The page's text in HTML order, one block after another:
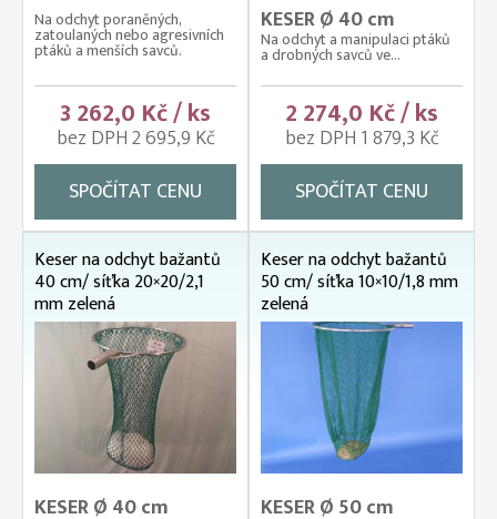
Na odchyt poraněných,
zatoulaných nebo agresivních
ptáků a menších savců.
3 262,0 Kč / ks
bez DPH 2 695,9 Kč
SPOČÍTAT CENU
KESER Ø 40 cm
Na odchyt a manipulaci ptáků
a drobných savců ve...
2 274,0 Kč / ks
bez DPH 1 879,3 Kč
SPOČÍTAT CENU
Keser na odchyt bažantů
40 cm/ síťka 20×20/2,1
mm zelená
KESER Ø 40 cm
Keser na odchyt bažantů
50 cm/ síťka 10×10/1,8 mm
zelená
KESER Ø 50 cm